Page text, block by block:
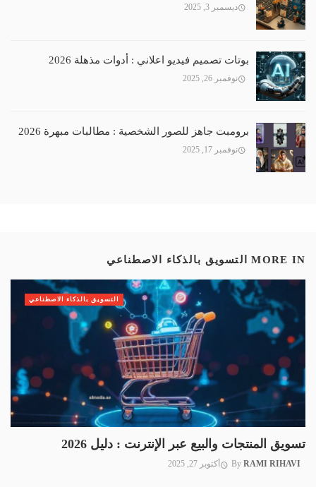
ديسمبر 3, 2025
بوتات تصميم فيديو اعلاني : أدوات مذهلة 2026
نوفمبر 26, 2025
برومبت جاهز للصور الشخصية : مطالبات مبهرة 2026
نوفمبر 17, 2025
MORE IN التسويق بالذكاء الاصطناعي
تسويق المنتجات والبيع عبر الإنترنت : دليل 2026
By RAMI RIHAVI أكتوبر 27, 2025
التسويق بالذكاء الاصطناعي